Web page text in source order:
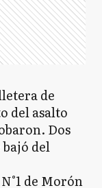
de
del asalto
Dos
del
de Morón